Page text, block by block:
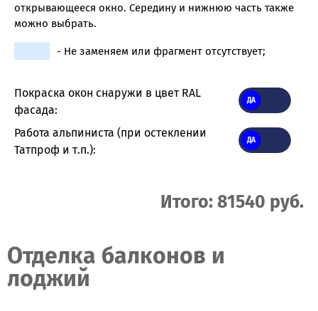
открывающееся окно. Середину и нижнюю часть также
можно выбрать.
- Не заменяем или фрагмент отсутствует;
Покраска окон снаружи в цвет RAL
фасада:
Работа альпиниста (при остеклении
Татпроф и т.п.):
Итого: 81540 руб.
Отделка балконов и
лоджий